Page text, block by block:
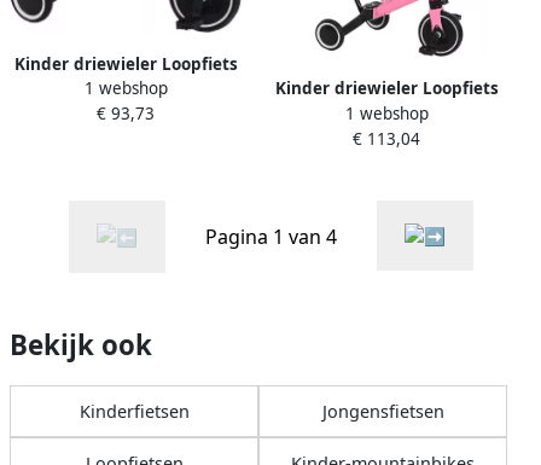
Kinder driewieler Loopfiets
fiets Kind motoriek trainen
Lichtgewicht duurzaam 15
1 webshop
€ 93,73
Kinder driewieler Loopfiets
fiets Buiten spelen 4-in-1
ontwerp 1 tot 7 jaar Zwart
1 webshop
€ 113,04
Pagina 1 van 4
Bekijk ook
Kinderfietsen Jongensfietsen